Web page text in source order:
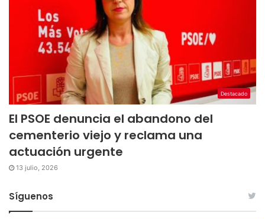
Destacado
El PSOE denuncia el abandono del
cementerio viejo y reclama una
actuación urgente
13 julio, 2026
Síguenos